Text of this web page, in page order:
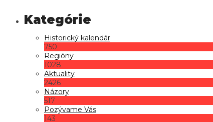
Historický kalendár
750
Regióny
1028
Aktuality
2426
Názory
517
Pozývame Vás
143